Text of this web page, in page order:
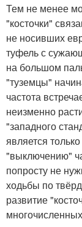
Тем не менее
"косточки"
не носивших
туфель с
на большом
"туземцы"
частота
неизменно
"западного
является
"выключению"
попросту не
ходьбы по
развитие